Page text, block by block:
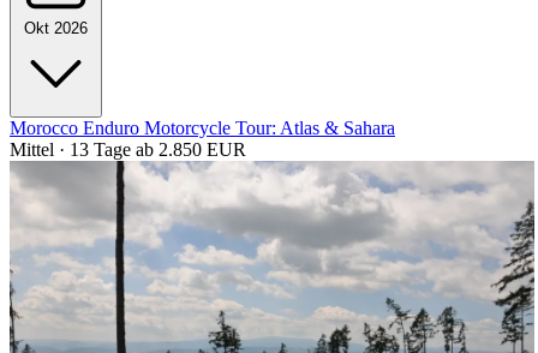
Okt 2026
Morocco Enduro Motorcycle Tour: Atlas & Sahara
Mittel · 13 Tage ab 2.850 EUR